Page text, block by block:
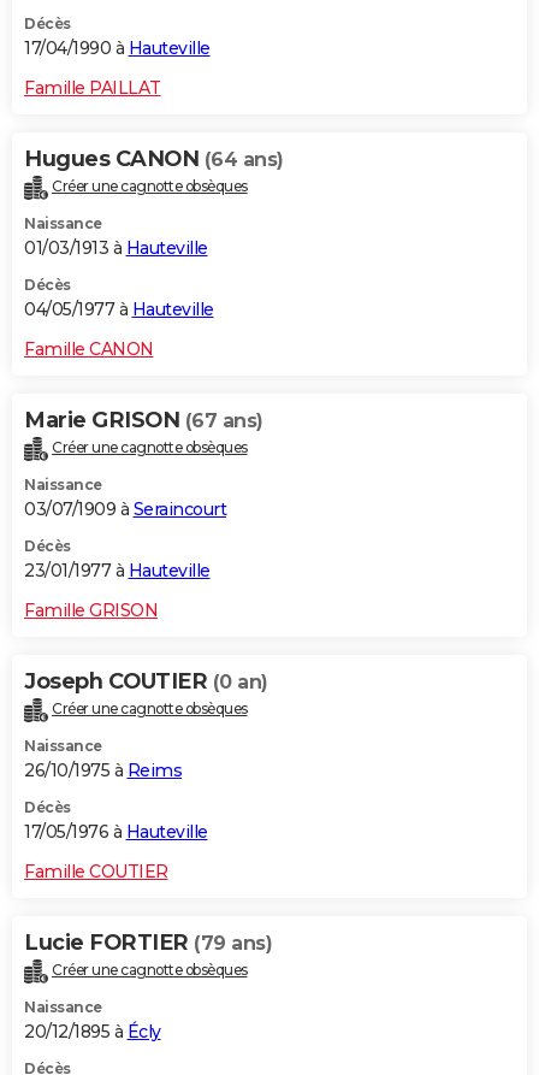
Décès
17/04/1990 à Hauteville
Famille PAILLAT
Hugues CANON (64 ans)
Créer une cagnotte obsèques
Naissance
01/03/1913 à Hauteville
Décès
04/05/1977 à Hauteville
Famille CANON
Marie GRISON (67 ans)
Créer une cagnotte obsèques
Naissance
03/07/1909 à Seraincourt
Décès
23/01/1977 à Hauteville
Famille GRISON
Joseph COUTIER (0 an)
Créer une cagnotte obsèques
Naissance
26/10/1975 à Reims
Décès
17/05/1976 à Hauteville
Famille COUTIER
Lucie FORTIER (79 ans)
Créer une cagnotte obsèques
Naissance
20/12/1895 à Écly
Décès